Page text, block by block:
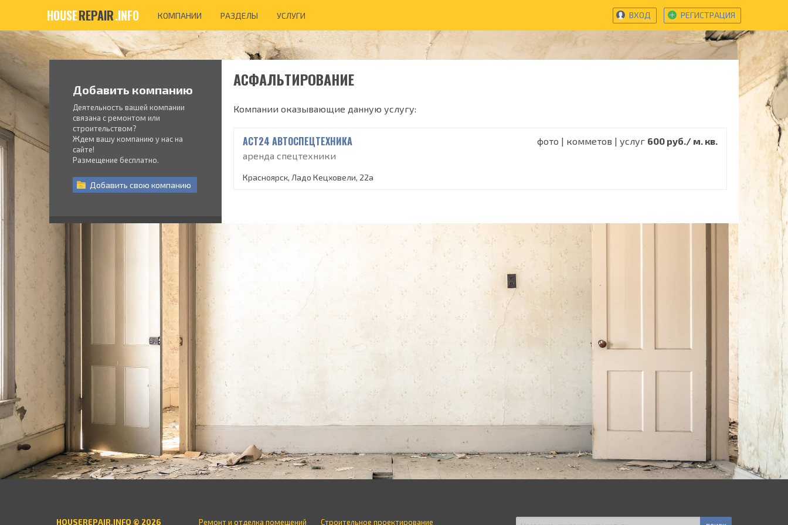
HOUSEREPAIR.INFO КОМПАНИИ РАЗДЕЛЫ УСЛУГИ ВХОД РЕГИСТРАЦИЯ
Добавить компанию
Деятельность вашей компании
связана с ремонтом или
строительством?
Ждем вашу компанию у нас на
сайте!
Размещение бесплатно.
Добавить свою компанию
АСФАЛЬТИРОВАНИЕ
Компании оказывающие данную услугу:
АСТ24 АВТОСПЕЦТЕХНИКА
аренда спецтехники
фото | комметов | услуг 600 руб./ м. кв.
Красноярск, Ладо Кецховели, 22а
HOUSEREPAIR.INFO © 2026 Ремонт и отделка помещений Строительное проектирование